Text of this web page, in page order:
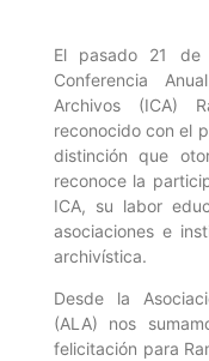
El pasado 21
Conferencia
Archivos (ICA)
reconocido con el
distinción que
reconoce la
ICA, su labor
asociaciones e
archivística.
Desde la
(ALA) nos
felicitación para